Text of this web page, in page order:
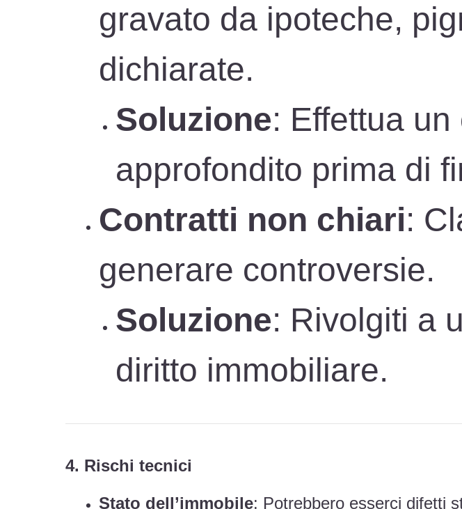
gravato da ipoteche,
dichiarate.
Soluzione: Effettua
approfondito prima di
Contratti non chiari:
generare controversie.
Soluzione: Rivolgiti a
diritto immobiliare.
4. Rischi tecnici
Stato dell’immobile: Potrebbero esserci difetti